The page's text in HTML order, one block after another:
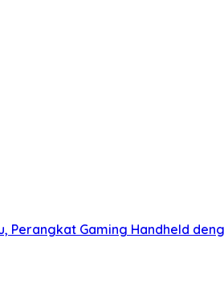
Perangkat Gaming Handheld